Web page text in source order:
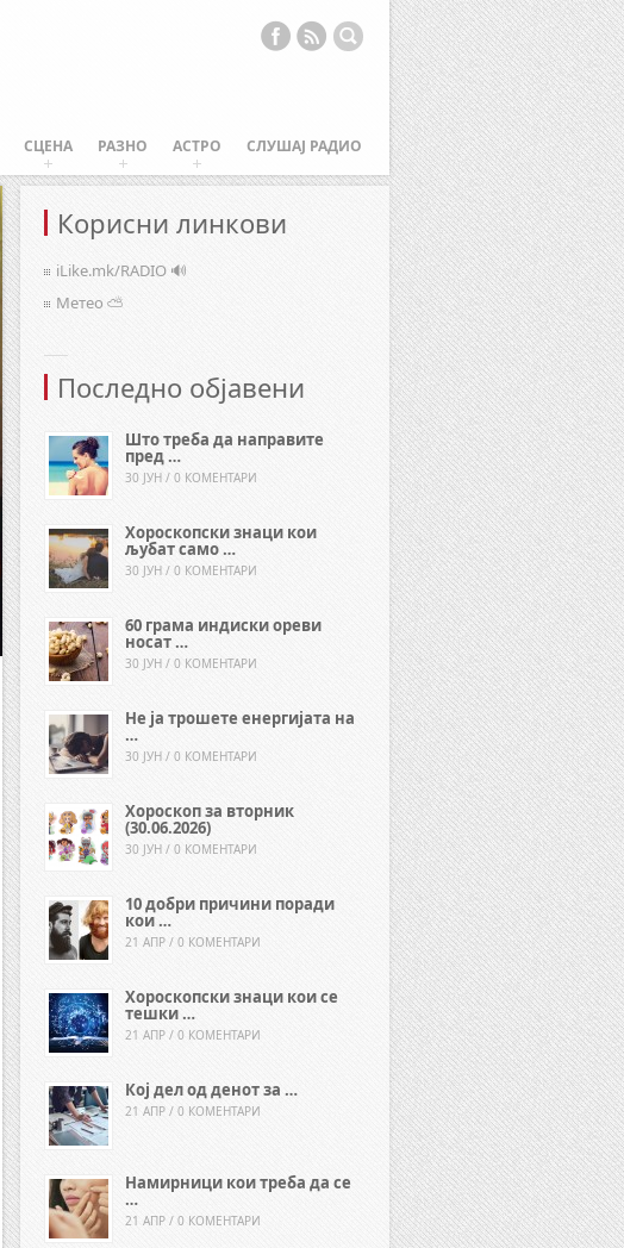
СЦЕНА РАЗНО АСТРО СЛУШАЈ РАДИО
Корисни линкови
iLike.mk/RADIO 🔊
Метео ⛅
Последно објавени
Што треба да направите
пред …
30 ЈУН / 0 КОМЕНТАРИ
Хороскопски знаци кои
љубат само …
30 ЈУН / 0 КОМЕНТАРИ
60 грама индиски ореви
носат …
30 ЈУН / 0 КОМЕНТАРИ
Не ја трошете енергијата на
…
30 ЈУН / 0 КОМЕНТАРИ
Хороскоп за вторник
(30.06.2026)
30 ЈУН / 0 КОМЕНТАРИ
10 добри причини поради
кои …
21 АПР / 0 КОМЕНТАРИ
Хороскопски знаци кои се
тешки …
21 АПР / 0 КОМЕНТАРИ
Кој дел од денот за …
21 АПР / 0 КОМЕНТАРИ
Намирници кои треба да се
…
21 АПР / 0 КОМЕНТАРИ